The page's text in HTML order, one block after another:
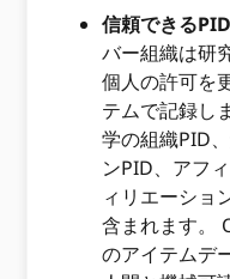
信頼できるPID
バー組織は研
個人の許可を
テムで記録し
学の組織PID
ンPID、アフ
ィリエーショ
含まれます。
のアイテムデ